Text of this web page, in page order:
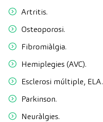
Artritis.
Osteoporosi.
Fibromiàlgia.
Hemiplegies (AVC).
Esclerosi múltiple, ELA.
Parkinson.
Neuràlgies.